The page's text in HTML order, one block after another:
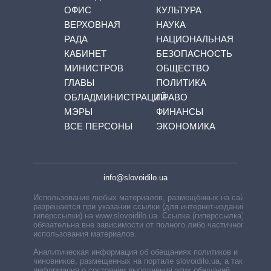
ОФИС
ВЕРХОВНАЯ
РАДА
КАБИНЕТ
МИНИСТРОВ
ГЛАВЫ
ОБЛАДМИНИСТРАЦИЙ
МЭРЫ
ВСЕ ПЕРСОНЫ
КУЛЬТУРА
НАУКА
НАЦИОНАЛЬНАЯ
БЕЗОПАСНОСТЬ
ОБЩЕСТВО
ПОЛИТИКА
ПРАВО
ФИНАНСЫ
ЭКОНОМИКА
info@slovoidilo.ua
Использование любых материалов, размещённых на сайте,
разрешается при указании ссылки (для интернет-изданий —
гиперссылки) на www.slovoidilo.ua. Ссылка (гиперссылка)
обязательна вне зависимости от полного либо частичного
использования материалов.
Аналитическая информация об обещаниях политиков и
чиновников, размещенных на портале slovoidilo.ua, а также